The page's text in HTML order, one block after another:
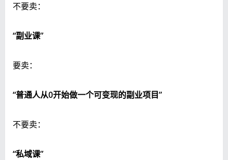
不要卖：
“副业课”
要卖：
“普通人从0开始做一个可变现的副业项目”
不要卖：
“私域课”